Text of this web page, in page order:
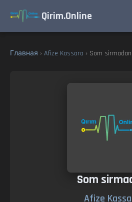
Qirim.Online
Главная › Afize Kassara › Som sirmadan
Som
Afize